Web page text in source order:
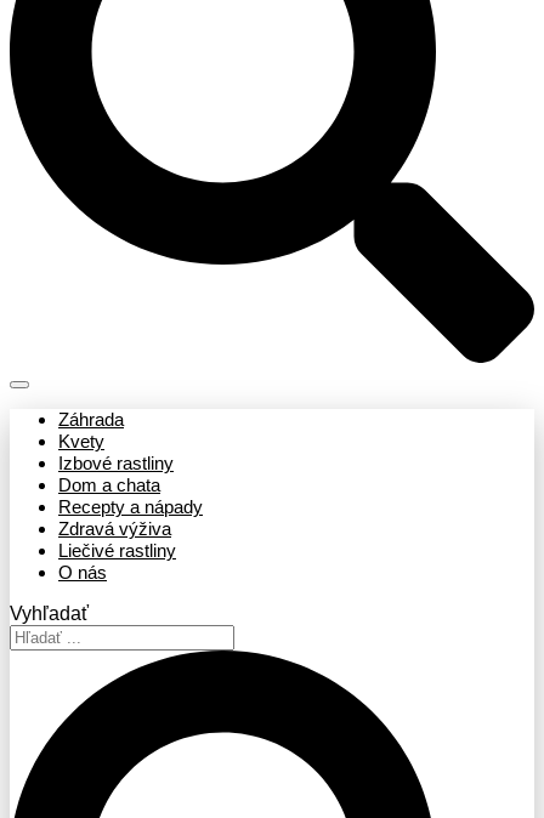
Záhrada
Kvety
Izbové rastliny
Dom a chata
Recepty a nápady
Zdravá výživa
Liečivé rastliny
O nás
Vyhľadať